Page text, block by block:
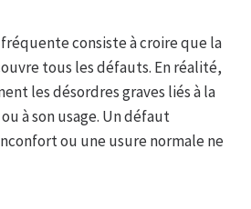
consiste à croire que la
tous les défauts. En réalité,
les désordres graves liés à la
à son usage. Un défaut
ou une usure normale ne